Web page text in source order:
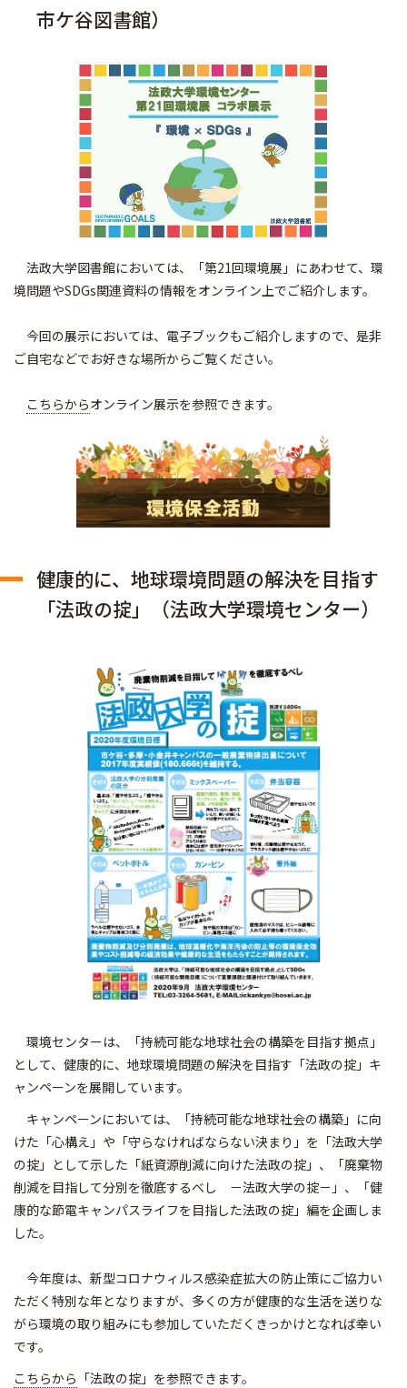
市ケ谷図書館）
法政大学図書館においては、「第21回環境展」にあわせて、環
境問題やSDGs関連資料の情報をオンライン上でご紹介します。
今回の展示においては、電子ブックもご紹介しますので、是非
ご自宅などでお好きな場所からご覧ください。
こちらからオンライン展示を参照できます。
健康的に、地球環境問題の解決を目指す
「法政の掟」（法政大学環境センター）
環境センターは、「持続可能な地球社会の構築を目指す拠点」
として、健康的に、地球環境問題の解決を目指す「法政の掟」キ
ャンペーンを展開しています。
キャンペーンにおいては、「持続可能な地球社会の構築」に向
けた「心構え」や「守らなければならない決まり」を「法政大学
の掟」として示した「紙資源削減に向けた法政の掟」、「廃棄物
削減を目指して分別を徹底するべし －法政大学の掟－」、「健
康的な節電キャンパスライフを目指した法政の掟」編を企画しま
した。
今年度は、新型コロナウィルス感染症拡大の防止策にご協力い
ただく特別な年となりますが、多くの方が健康的な生活を送りな
がら環境の取り組みにも参加していただくきっかけとなれば幸い
です。
こちらから 「法政の掟」を参照できます。